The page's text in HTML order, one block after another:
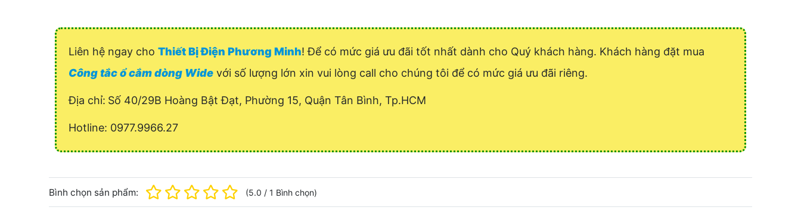
Liên hệ ngay cho Thiết Bị Điện Phương Minh! Để có mức giá ưu đãi tốt nhất dành cho Quý khách hàng. Khách hàng đặt mua
Công tắc ổ cắm dòng Wide với số lượng lớn xin vui lòng call cho chúng tôi để có mức giá ưu đãi riêng.
Địa chỉ: Số 40/29B Hoàng Bật Đạt, Phường 15, Quận Tân Bình, Tp.HCM
Hotline: 0977.9966.27
Bình chọn sản phẩm: (5.0 / 1 Bình chọn)